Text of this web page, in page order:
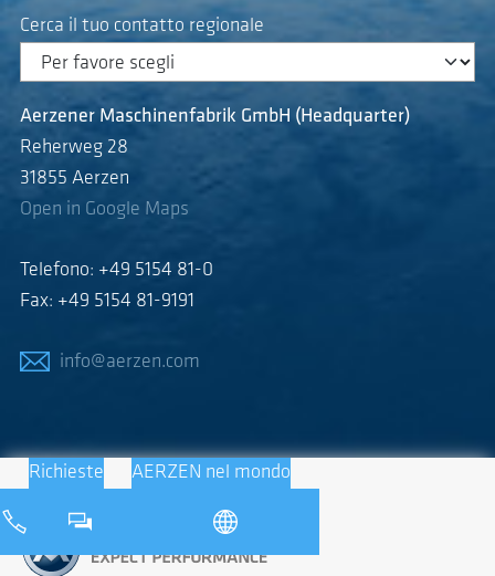
Cerca il tuo contatto regionale
Aerzener Maschinenfabrik GmbH (Headquarter)
Reherweg 28
31855 Aerzen
Open in Google Maps
Telefono: +49 5154 81-0
Fax: +49 5154 81-9191
info@aerzen.com
Richieste AERZEN nel mondo